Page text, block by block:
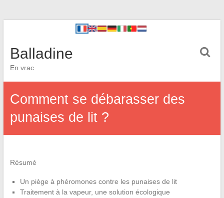
Balladine
En vrac
Comment se débarasser des
punaises de lit ?
Résumé
Un piège à phéromones contre les punaises de lit
Traitement à la vapeur, une solution écologique